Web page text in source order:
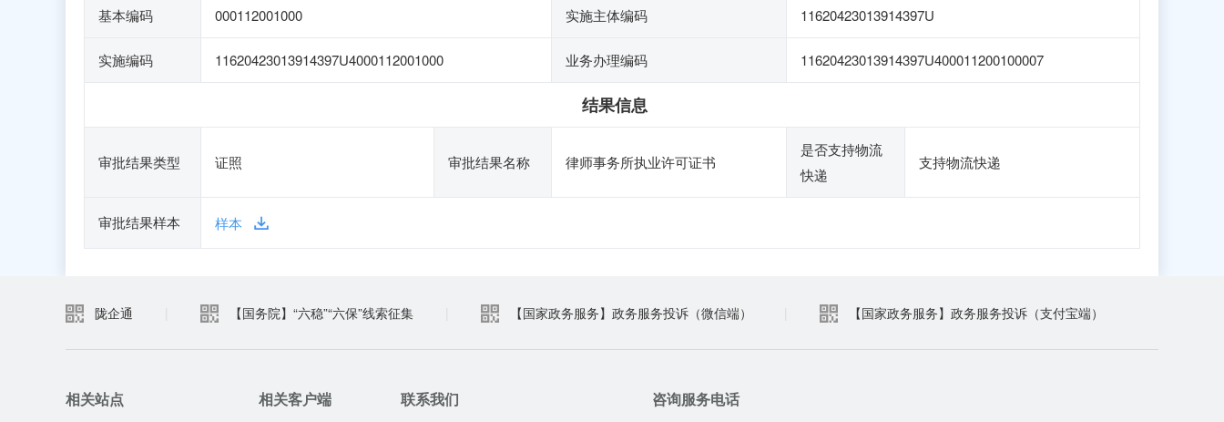
基本编码 000112001000 实施主体编码 11620423013914397U
实施编码 11620423013914397U4000112001000 业务办理编码 11620423013914397U400011200100007
结果信息
审批结果类型 证照 审批结果名称 律师事务所执业许可证书
是否支持物流
快递
支持物流快递
审批结果样本 样本
陇企通 【国务院】“六稳”“六保”线索征集 【国家政务服务】政务服务投诉（微信端） 【国家政务服务】政务服务投诉（支付宝端）
相关站点 相关客户端 联系我们 咨询服务电话